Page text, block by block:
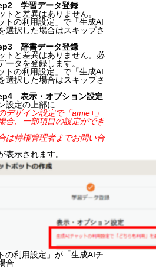
学習データ登録
トと差異はありません。
トの利用設定」で「生成AI
選択した場合はスキップさ
辞書データ登録
トと差異はありません。必
ータを登録します。
トの利用設定」で「生成AI
選択した場合はスキップさ
表示・オプション設定
設定の上部に
デザイン設定で「amie+」
合、一部項目の設定ができ
は特権管理者までお問い合
表示されます。
の利用設定」が「生成AIチ
合